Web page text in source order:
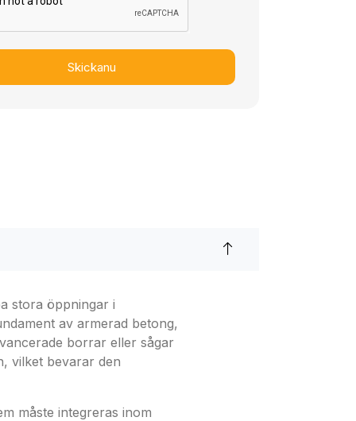
Skickanu
stora öppningar i
av armerad betong,
borrar eller sågar
vilket bevarar den
måste integreras inom